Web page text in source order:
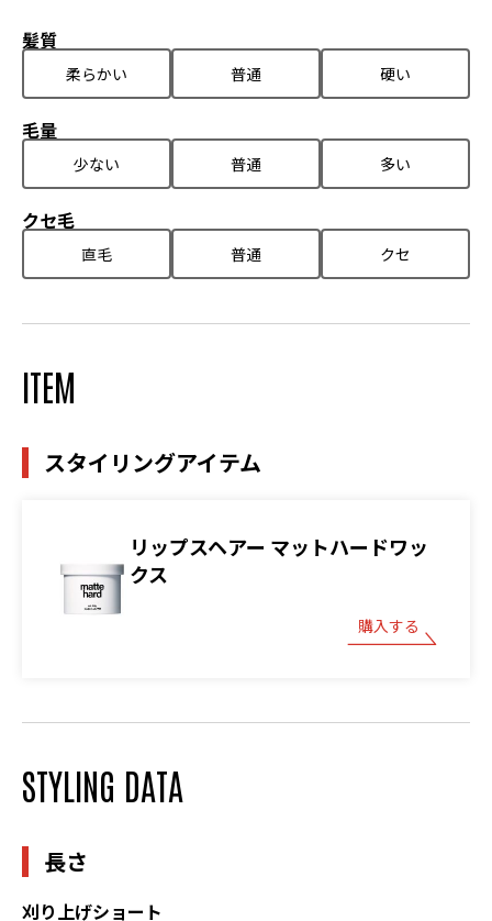
髪質
柔らかい 普通 硬い
毛量
少ない 普通 多い
クセ毛
直毛 普通 クセ
ITEM
スタイリングアイテム
リップスヘアー マットハードワッ
クス
購入する
STYLING DATA
長さ
刈り上げショート